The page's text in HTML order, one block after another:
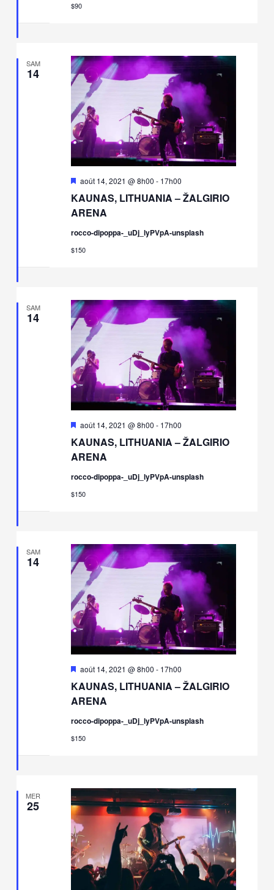
$90
SAM
14
KAUNAS, LITHUANIA – ŽALGIRIO
ARENA
Mis
avant
août 14, 2021 @ 8h00 - 17h00
rocco-dipoppa-_uDj_lyPVpA-unsplash
$150
SAM
14
KAUNAS, LITHUANIA – ŽALGIRIO
ARENA
Mis
avant
août 14, 2021 @ 8h00 - 17h00
rocco-dipoppa-_uDj_lyPVpA-unsplash
$150
SAM
14
KAUNAS, LITHUANIA – ŽALGIRIO
ARENA
Mis
avant
août 14, 2021 @ 8h00 - 17h00
rocco-dipoppa-_uDj_lyPVpA-unsplash
$150
MER
25